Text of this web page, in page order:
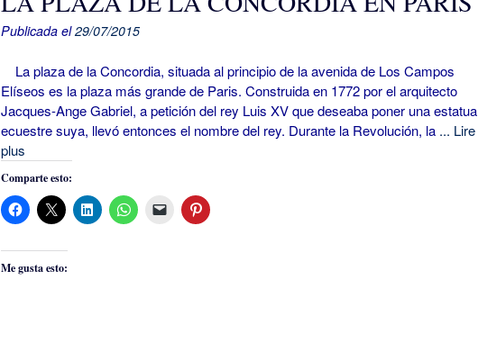
Publicada el29/07/2015
La plaza de la Concordia, situada al principio de la avenida de Los Campos
Elíseos es la plaza más grande de Paris. Construida en 1772 por el arquitecto
Jacques-Ange Gabriel, a petición del rey Luis XV que deseaba poner una estatua
ecuestre suya, llevó entonces el nombre del rey. Durante la Revolución, la ... Lire
plus
Comparte esto:
Me gusta esto: